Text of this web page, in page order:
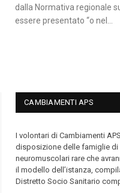
dalla Normativa regionale
essere presentato “o nel…
CAMBIAMENTI APS
I volontari di Cambiamenti
disposizione delle famiglie
neuromuscolari rare che
il modello dell’istanza,
Distretto Socio Sanitario